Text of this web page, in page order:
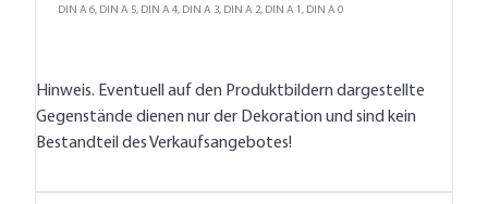
DIN A 6, DIN A 5, DIN A 4, DIN A 3, DIN A 2, DIN A 1, DIN A 0
Hinweis. Eventuell auf den Produktbildern dargestellte
Gegenstände dienen nur der Dekoration und sind kein
Bestandteil des Verkaufsangebotes!